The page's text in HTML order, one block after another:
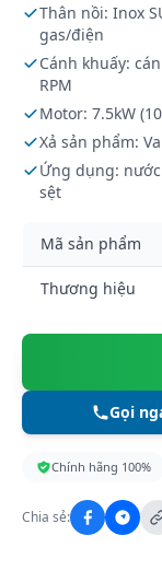
Thân nồi: Inox
gas/điện
Cánh khuấy:
RPM
Motor: 7.5kW
Xả sản phẩm:
Ứng dụng:
sệt
Mã sản phẩm
Thương hiệu
Gọi
Chính hãng 100%
Chia sẻ: